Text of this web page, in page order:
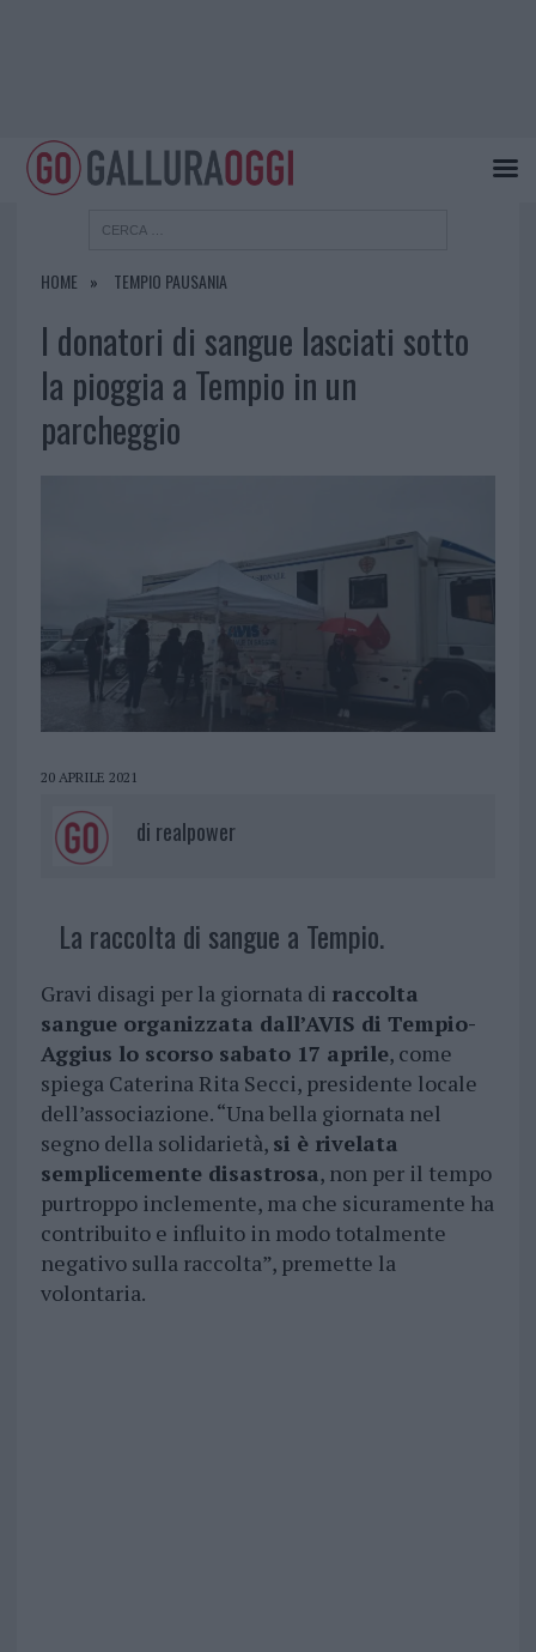
HOME TEMPIO PAUSANIA
I donatori di sangue lasciati sotto
la pioggia a Tempio in un
parcheggio
20 APRILE 2021
di realpower
La raccolta di sangue a Tempio.
Gravi disagi per la giornata di raccolta
sangue organizzata dall’AVIS di Tempio-
Aggius lo scorso sabato 17 aprile, come
spiega Caterina Rita Secci, presidente locale
dell’associazione. “Una bella giornata nel
segno della solidarietà, si è rivelata
semplicemente disastrosa, non per il tempo
purtroppo inclemente, ma che sicuramente ha
contribuito e influito in modo totalmente
negativo sulla raccolta”, premette la
volontaria.